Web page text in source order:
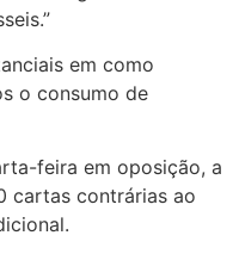
em como
o consumo de
feira em oposição, a
cartas contrárias ao